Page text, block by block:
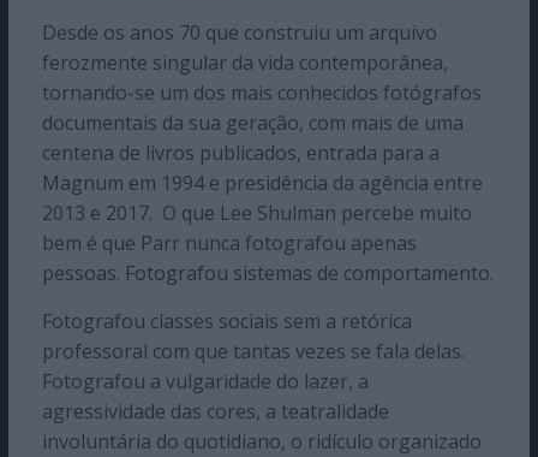
Desde os anos 70 que construiu um arquivo
ferozmente singular da vida contemporânea,
tornando-se um dos mais conhecidos fotógrafos
documentais da sua geração, com mais de uma
centena de livros publicados, entrada para a
Magnum em 1994 e presidência da agência entre
2013 e 2017. O que Lee Shulman percebe muito
bem é que Parr nunca fotografou apenas
pessoas. Fotografou sistemas de comportamento.
Fotografou classes sociais sem a retórica
professoral com que tantas vezes se fala delas.
Fotografou a vulgaridade do lazer, a
agressividade das cores, a teatralidade
involuntária do quotidiano, o ridículo organizado